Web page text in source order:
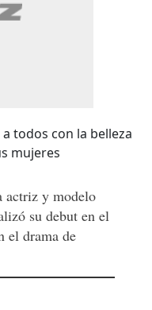
actriz y modelo
su debut en el
el drama de